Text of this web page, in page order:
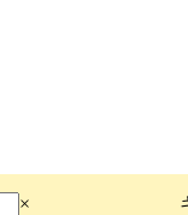
×